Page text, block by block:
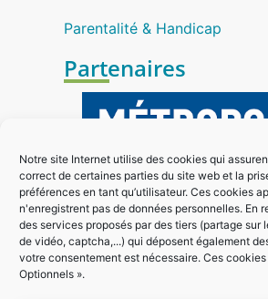
Notre site Internet utilise des cookies qui
correct de certaines parties du site web et la
préférences en tant qu’utilisateur. Ces cookies
n'enregistrent pas de données personnelles. En
des services proposés par des tiers (partage sur
de vidéo, captcha,...) qui déposent également
votre consentement est nécessaire. Ces
Optionnels ».
Parentalité & Handicap
Partenaires